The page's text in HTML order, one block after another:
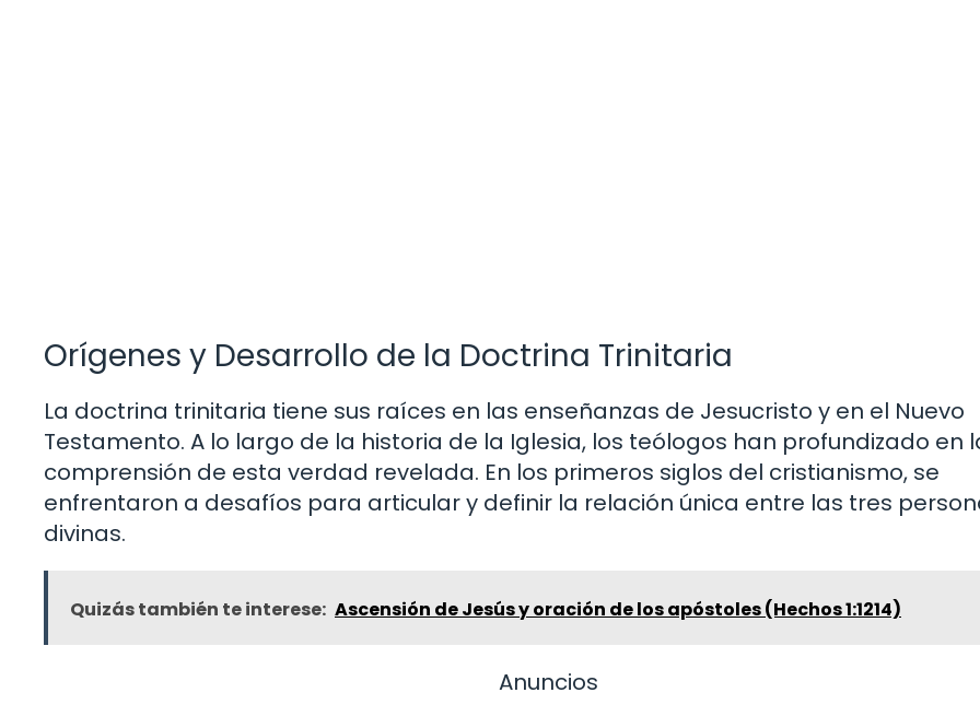
Orígenes y Desarrollo de la Doctrina Trinitaria
La doctrina trinitaria tiene sus raíces en las enseñanzas de Jesucristo y en el Nuevo
Testamento. A lo largo de la historia de la Iglesia, los teólogos han profundizado en
comprensión de esta verdad revelada. En los primeros siglos del cristianismo, se
enfrentaron a desafíos para articular y definir la relación única entre las tres
divinas.
Quizás también te interese: Ascensión de Jesús y oración de los apóstoles (Hechos 1:1214)
Anuncios